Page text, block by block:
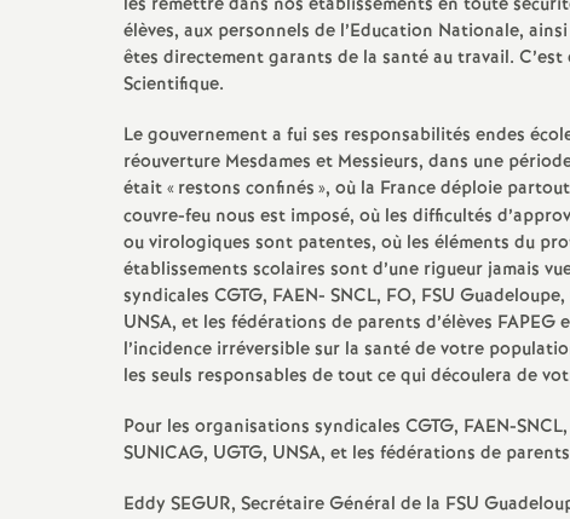
élèves, aux personnels de l’Education Nationale,
êtes directement garants de la santé au travail. C’est
Scientifique.
Le gouvernement a fui ses responsabilités endes
réouverture Mesdames et Messieurs, dans une
était «restons confinés», où la France déploie
couvre-feu nous est imposé, où les difficultés
ou virologiques sont patentes, où les éléments du
établissements scolaires sont d’une rigueur jamais
syndicales CGTG, FAEN- SNCL, FO, FSU
UNSA, et les fédérations de parents d’élèves
l’incidence irréversible sur la santé de votre
les seuls responsables de tout ce qui découlera de
Pour les organisations syndicales CGTG, FAEN-
SUNICAG, UGTG, UNSA, et les fédérations de
Eddy SEGUR, Secrétaire Général de la FSU